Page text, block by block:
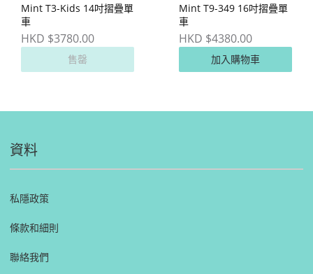
Mint T3-Kids 14吋摺疊單
車
HKD $3780.00
售罄
Mint T9-349 16吋摺疊單
車
HKD $4380.00
加入購物車
資料
私隱政策
條款和細則
聯絡我們